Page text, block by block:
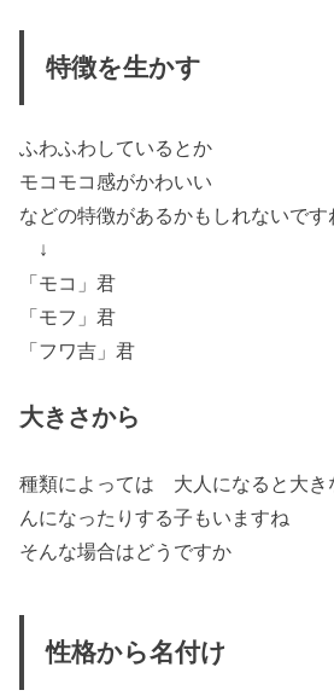
特徴を生かす
ふわふわ しているとか
モコモコ感がかわいい
などの特徴があるかもしれないです
↓
「モコ」君
「モフ」君
「フワ吉」君
大きさから
種類によっては 大人になると大き
んになったりする子もいますね
そんな場合はどうですか
性格から名付け